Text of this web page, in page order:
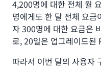
4,200명에 대한 전체 월
명에게도 한 달 전체 요
자 300명에 대한 요금은
로, 20일은 업그레이드된
따라서 이번 달의 사용자